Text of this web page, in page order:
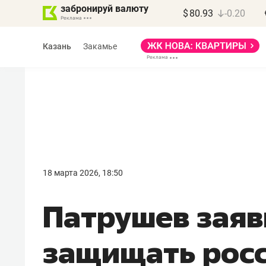
забронируй валюту $ 80.93 -0.20
Казань Закамье
18 марта 2026, 18:50
Патрушев
защищать
правил, бизнес может
потерять минимум